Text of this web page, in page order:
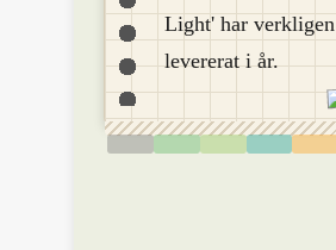
Light' har verkligen
levererat i år.